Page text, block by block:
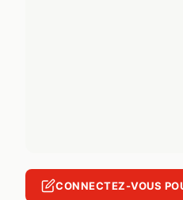
CONNECTEZ-VOUS